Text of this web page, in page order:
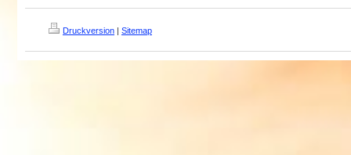
Druckversion | Sitemap